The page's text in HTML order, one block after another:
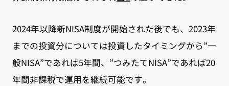
2024年以降新NISA制度が開始された後でも、2023年
までの投資分については投資したタイミングから”一
般NISA”であれば5年間、”つみたてNISA”であれば20
年間非課税で運用を継続可能です。